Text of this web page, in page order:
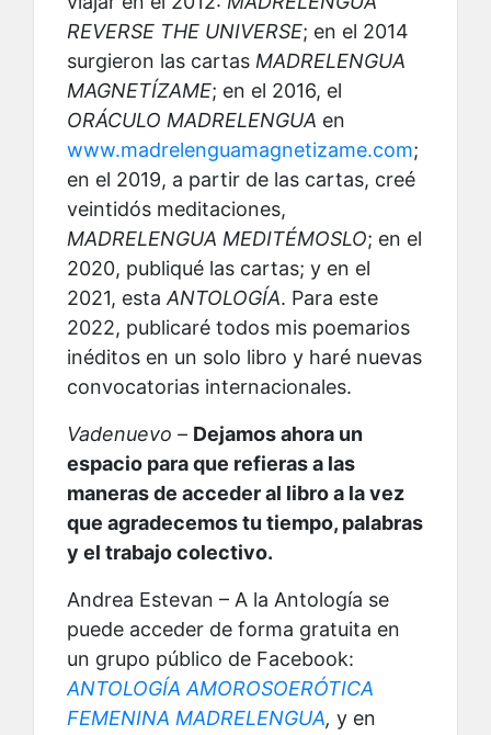
REVERSE THE UNIVERSE; en el 2014
surgieron las cartas MADRELENGUA
MAGNETÍZAME; en el 2016, el
ORÁCULO MADRELENGUA en
www.madrelenguamagnetizame.com;
en el 2019, a partir de las cartas, creé
veintidós meditaciones,
MADRELENGUA MEDITÉMOSLO; en el
2020, publiqué las cartas; y en el
2021, esta ANTOLOGÍA. Para este
2022, publicaré todos mis poemarios
inéditos en un solo libro y haré nuevas
convocatorias internacionales.
Vadenuevo – Dejamos ahora un
espacio para que refieras a las
maneras de acceder al libro a la vez
que agradecemos tu tiempo, palabras
y el trabajo colectivo.
Andrea Estevan – A la Antología se
puede acceder de forma gratuita en
un grupo público de Facebook:
ANTOLOGÍA AMOROSOERÓTICA
FEMENINA MADRELENGUA, y en